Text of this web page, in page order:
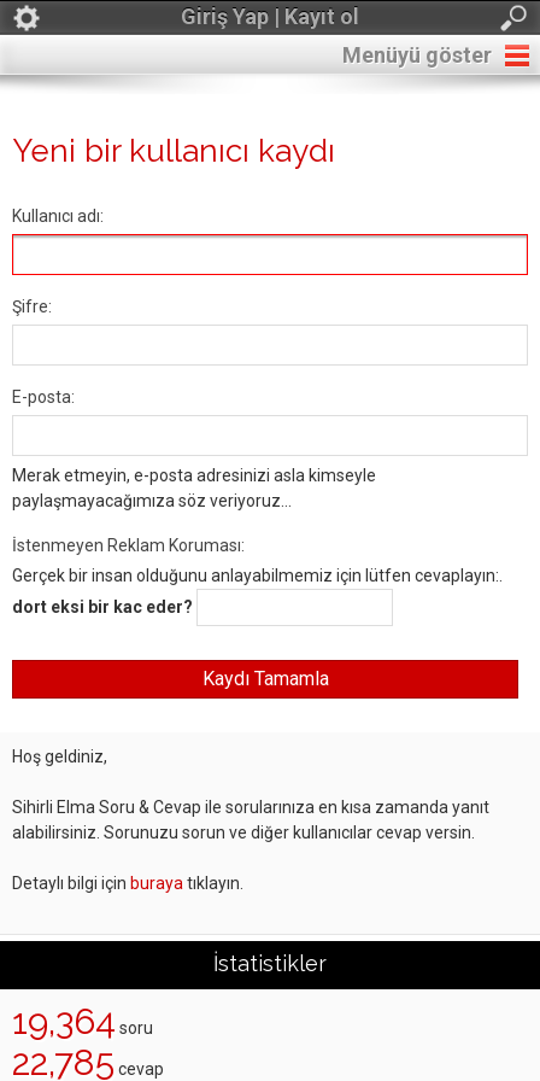
Giriş Yap | Kayıt ol
Menüyü göster
Yeni bir kullanıcı kaydı
Kullanıcı adı:
Şifre:
E-posta:
Merak etmeyin, e-posta adresinizi asla kimseyle
paylaşmayacağımıza söz veriyoruz...
İstenmeyen Reklam Koruması:
Gerçek bir insan olduğunu anlayabilmemiz için lütfen cevaplayın:.
dort eksi bir kac eder?
Hoş geldiniz,
Sihirli Elma Soru & Cevap ile sorularınıza en kısa zamanda yanıt
alabilirsiniz. Sorunuzu sorun ve diğer kullanıcılar cevap versin.
Detaylı bilgi için buraya tıklayın.
İstatistikler
19,364 soru
22,785 cevap